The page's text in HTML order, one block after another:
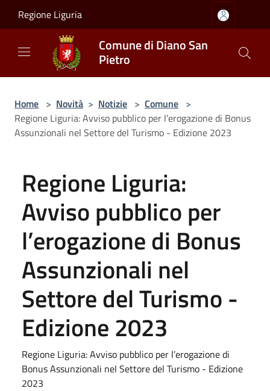
Regione Liguria
Comune di Diano San
Pietro
Home > Novità > Notizie > Comune >
Regione Liguria: Avviso pubblico per l’erogazione di Bonus
Assunzionali nel Settore del Turismo - Edizione 2023
Regione Liguria:
Avviso pubblico per
l’erogazione di Bonus
Assunzionali nel
Settore del Turismo -
Edizione 2023
Regione Liguria: Avviso pubblico per l’erogazione di
Bonus Assunzionali nel Settore del Turismo - Edizione
2023